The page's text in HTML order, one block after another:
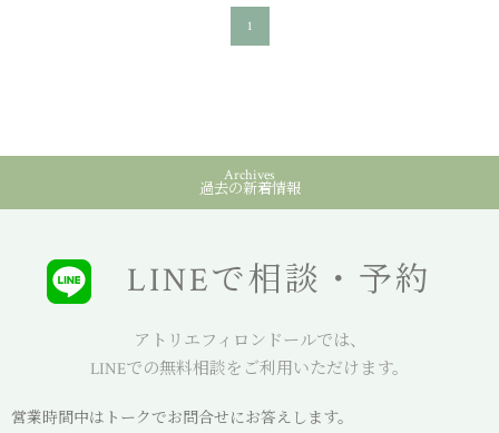
1
Archives
過去の新着情報
LINEで相談・予約
アトリエフィロンドールでは、
LINEでの無料相談をご利用いただけます。
営業時間中はトークでお問合せにお答えします。